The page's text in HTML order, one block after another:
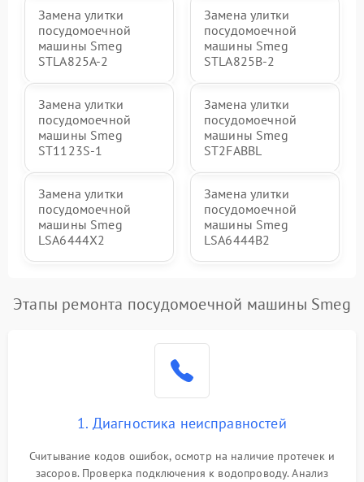
Замена улитки
посудомоечной
машины Smeg
STLA825A-2
Замена улитки
посудомоечной
машины Smeg
STLA825B-2
Замена улитки
посудомоечной
машины Smeg
ST1123S-1
Замена улитки
посудомоечной
машины Smeg
ST2FABBL
Замена улитки
посудомоечной
машины Smeg
LSA6444X2
Замена улитки
посудомоечной
машины Smeg
LSA6444B2
Этапы ремонта посудомоечной машины Smeg
1. Диагностика неисправностей
Считывание кодов ошибок, осмотр на наличие протечек и
засоров. Проверка подключения к водопроводу. Анализ